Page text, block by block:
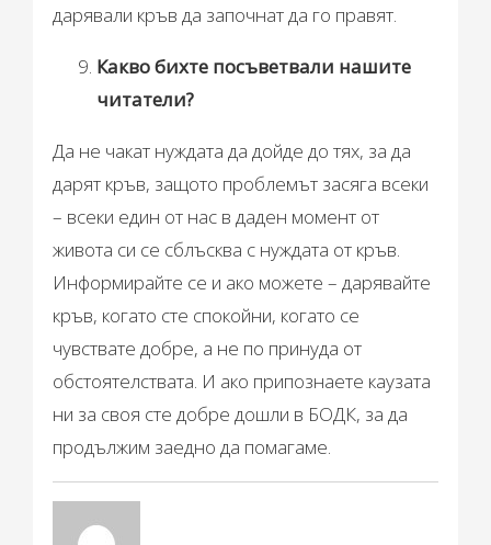
дарявали кръв да започнат да го правят. ​
Какво бихте посъветвали нашите
читатели?
Да не чакат нуждата да дойде до тях, за да
дарят кръв, защото проблемът засяга всеки
– всеки един от нас в даден момент от
живота си се сблъсква с нуждата от кръв.
Информирайте се и ако можете – дарявайте
кръв, когато сте спокойни, когато се
чувствате добре, а не по принуда от
обстоятелствата. И ако припознаете каузата
ни за своя сте добре дошли в БОДК, за да
продължим заедно да помагаме.